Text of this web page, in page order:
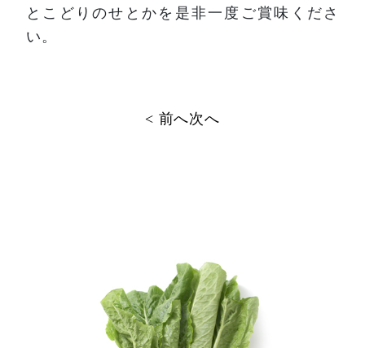
とこどりのせとかを是非一度ご賞味くださ
い。
< 前へ次へ